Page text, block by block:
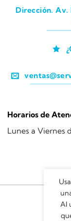
Dirección. Av.
Horarios de
Lunes a Viernes
Al